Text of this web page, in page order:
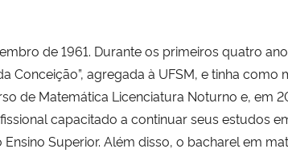
de 1961. Durante os primeiros quatro
Conceição”, agregada à UFSM, e tinha
de Matemática Licenciatura Noturno e, em
capacitado a continuar seus estudos
Superior. Além disso, o bacharel em